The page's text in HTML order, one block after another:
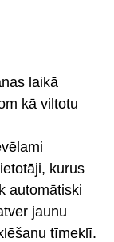
laikā
kā viltotu
kurus
automātiski
jaunu
tīmeklī.